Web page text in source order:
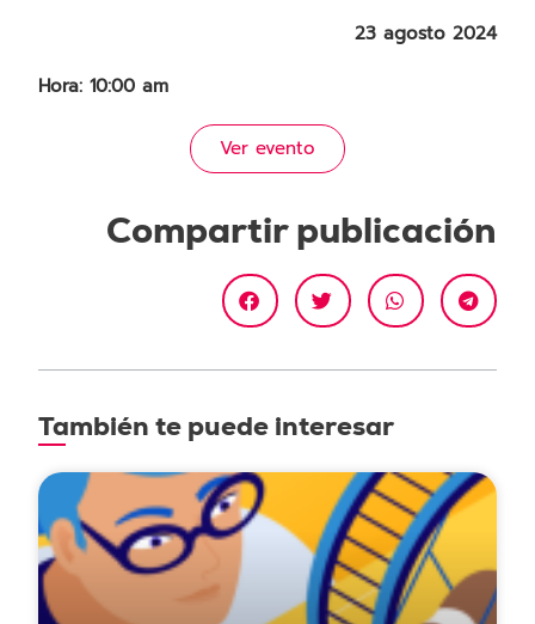
23 agosto 2024
Hora: 10:00 am
Ver evento
Compartir publicación
También te puede interesar